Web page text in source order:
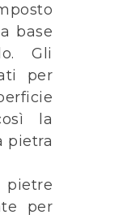
base
Gli
per
la
pietra
per